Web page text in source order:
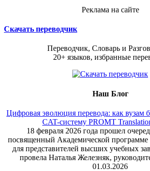
Реклама на сайте
Скачать переводчик
Переводчик, Словарь и
20+ языков, избранные
Наш Блог
Цифровая эволюция перевода: как вузам
CAT-систему PROMT
18 февраля 2026 года прошел
посвященный Академической
для представителей высших учебных
провела Наталья Железняк,
01.03.2026